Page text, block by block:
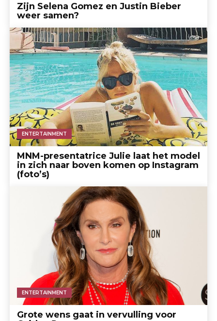
Zijn Selena Gomez en Justin Bieber
weer samen?
ENTERTAINMENT
MNM-presentatrice Julie laat het model
in zich naar boven komen op Instagram
(foto’s)
ENTERTAINMENT
Grote wens gaat in vervulling voor